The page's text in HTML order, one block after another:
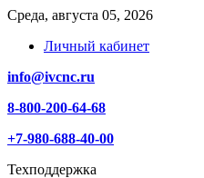
Среда, августа 05, 2026
Личный кабинет
info@ivcnc.ru
8-800-200-64-68
+7-980-688-40-00
Техподдержка